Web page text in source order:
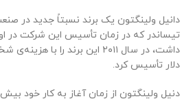
دانیل ولینگتون یک برند نسبتاً جدید در
تیساندر که در زمان تأسیس این شرکت در
دلار تأسیس کرد.